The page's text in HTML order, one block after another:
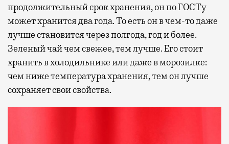
продолжительный срок хранения, он по ГОСТу
может хранится два года. То есть он в чем-то даже
лучше становится через полгода, год и более.
Зеленый чай чем свежее, тем лучше. Его стоит
хранить в холодильнике или даже в морозилке:
чем ниже температура хранения, тем он лучше
сохраняет свои свойства.